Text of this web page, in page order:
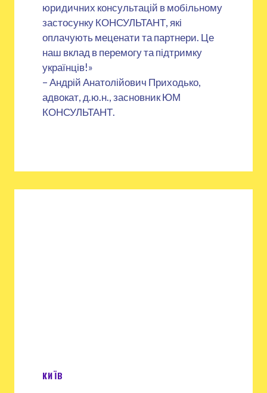
юридичних консультацій в мобільному
застосунку КОНСУЛЬТАНТ, які
оплачують меценати та партнери. Це
наш вклад в перемогу та підтримку
українців!»
– Андрій Анатолійович Приходько,
адвокат, д.ю.н., засновник ЮМ
КОНСУЛЬТАНТ.
КИЇВ